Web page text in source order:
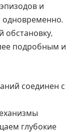
и
одновременно.
обстановку,
подробным и
соединен с
глубокие